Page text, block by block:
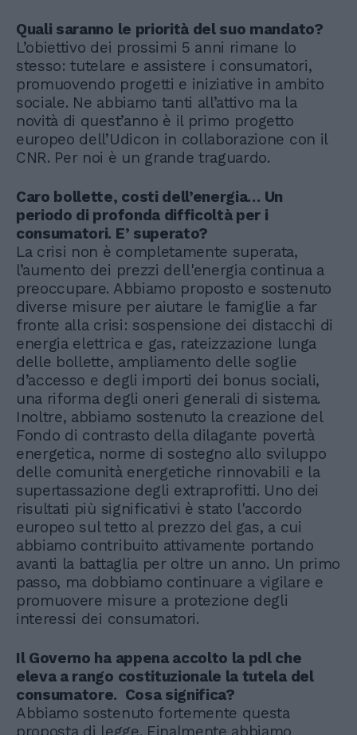
Quali saranno le priorità del suo mandato?
L’obiettivo dei prossimi 5 anni rimane lo
stesso: tutelare e assistere i consumatori,
promuovendo progetti e iniziative in ambito
sociale. Ne abbiamo tanti all’attivo ma la
novità di quest’anno è il primo progetto
europeo dell’Udicon in collaborazione con il
CNR. Per noi è un grande traguardo.
Caro bollette, costi dell’energia… Un
periodo di profonda difficoltà per i
consumatori. E’ superato?
La crisi non è completamente superata,
l’aumento dei prezzi dell'energia continua a
preoccupare. Abbiamo proposto e sostenuto
diverse misure per aiutare le famiglie a far
fronte alla crisi: sospensione dei distacchi di
energia elettrica e gas, rateizzazione lunga
delle bollette, ampliamento delle soglie
d’accesso e degli importi dei bonus sociali,
una riforma degli oneri generali di sistema.
Inoltre, abbiamo sostenuto la creazione del
Fondo di contrasto della dilagante povertà
energetica, norme di sostegno allo sviluppo
delle comunità energetiche rinnovabili e la
supertassazione degli extraprofitti. Uno dei
risultati più significativi è stato l'accordo
europeo sul tetto al prezzo del gas, a cui
abbiamo contribuito attivamente portando
avanti la battaglia per oltre un anno. Un primo
passo, ma dobbiamo continuare a vigilare e
promuovere misure a protezione degli
interessi dei consumatori.
Il Governo ha appena accolto la pdl che
eleva a rango costituzionale la tutela del
consumatore. Cosa significa?
Abbiamo sostenuto fortemente questa
proposta di legge. Finalmente abbiamo